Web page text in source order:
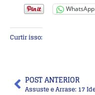
WhatsApp
Curtir isso:
POST ANTERIOR